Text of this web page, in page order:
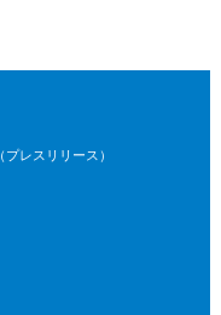
プレスリリース）